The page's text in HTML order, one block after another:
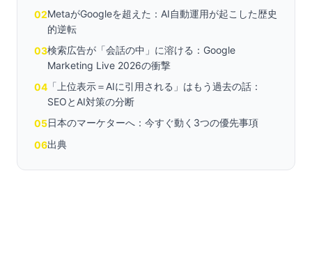
02MetaがGoogleを超えた：AI自動運用が起こした歴史
的逆転
03検索広告が「会話の中」に溶ける：Google
Marketing Live 2026の衝撃
04 「上位表示＝AIに引用される」はもう過去の話：
SEOとAI対策の分断
05日本のマーケターへ：今すぐ動く3つの優先事項
06出典